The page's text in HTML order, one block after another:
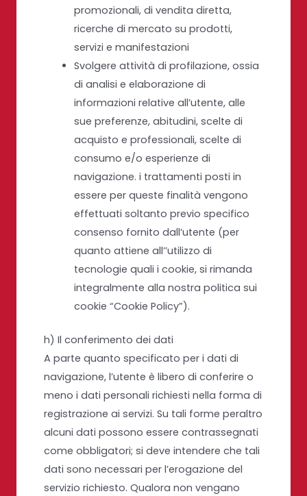
promozionali, di vendita diretta,
ricerche di mercato su prodotti,
servizi e manifestazioni
Svolgere attività di profilazione, ossia
di analisi e elaborazione di
informazioni relative all’utente, alle
sue preferenze, abitudini, scelte di
acquisto e professionali, scelte di
consumo e/o esperienze di
navigazione. i trattamenti posti in
essere per queste finalità vengono
effettuati soltanto previo specifico
consenso fornito dall’utente (per
quanto attiene all’’utilizzo di
tecnologie quali i cookie, si rimanda
integralmente alla nostra politica sui
cookie “Cookie Policy”).
h) Il conferimento dei dati
A parte quanto specificato per i dati di
navigazione, l’utente è libero di conferire o
meno i dati personali richiesti nella forma di
registrazione ai servizi. Su tali forme peraltro
alcuni dati possono essere contrassegnati
come obbligatori; si deve intendere che tali
dati sono necessari per l’erogazione del
servizio richiesto. Qualora non vengano